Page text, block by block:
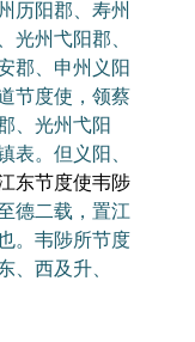
历阳郡、寿州
光州弋阳郡、
郡、申州义阳
节度使，领蔡
、光州弋阳
表。但义阳、
东节度使韦陟
德二载，置江
。韦陟所节度
、西及升、